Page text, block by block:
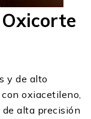
y de alto
oxiacetileno,
alta precisión